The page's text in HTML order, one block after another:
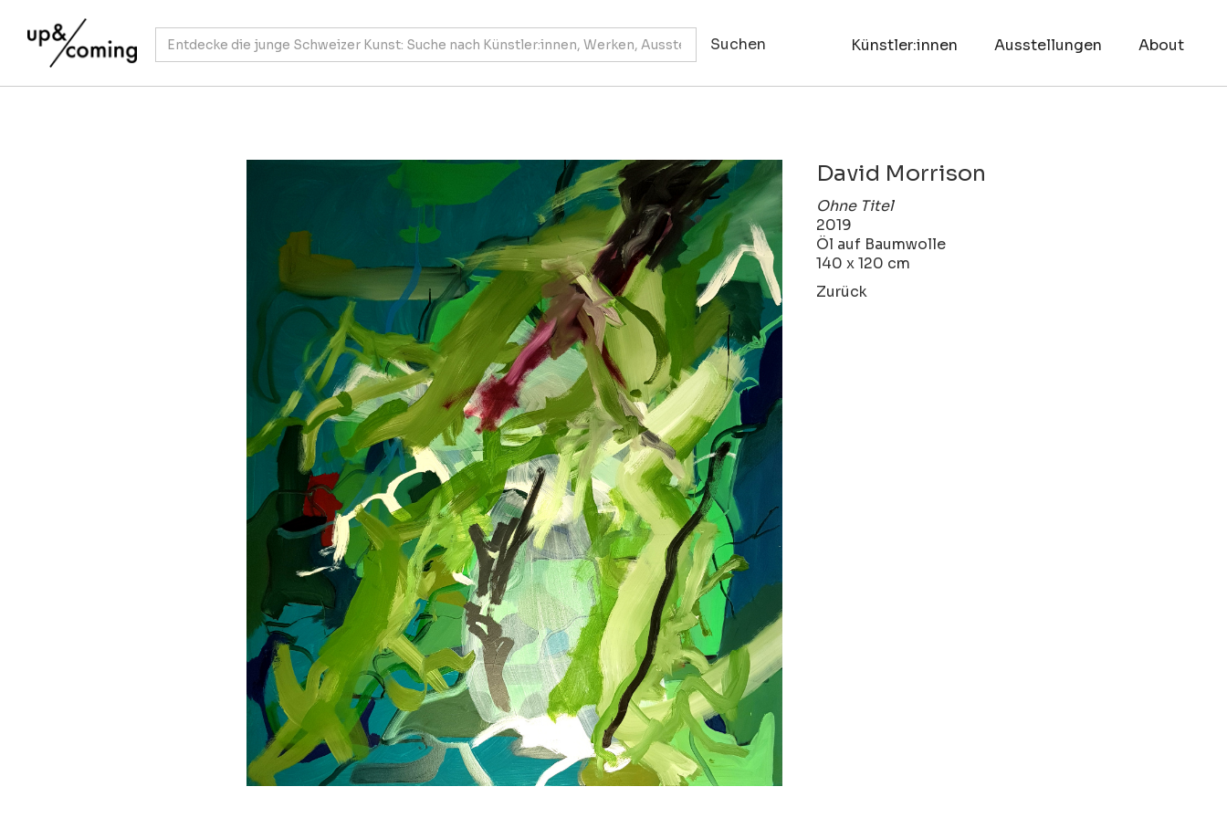
Künstler:innen Ausstellungen About
David Morrison
Ohne Titel
2019
Öl auf Baumwolle
140 x 120 cm
Zurück